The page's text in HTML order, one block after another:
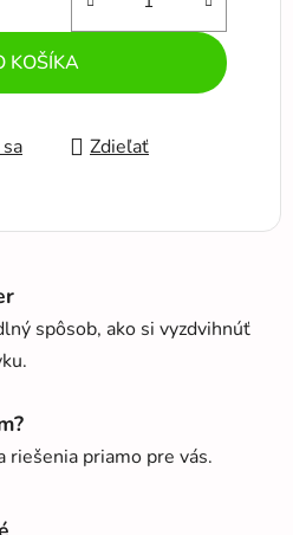
KOŠÍKA
Zdieľať
spôsob, ako si vyzdvihnúť
riešenia priamo pre vás.